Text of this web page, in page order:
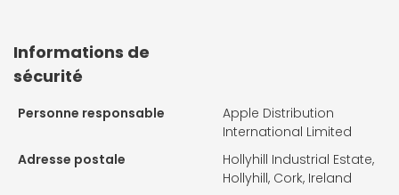
Informations de
sécurité
Personne responsable
Apple Distribution
International Limited
Adresse postale
Hollyhill Industrial Estate,
Hollyhill, Cork, Ireland